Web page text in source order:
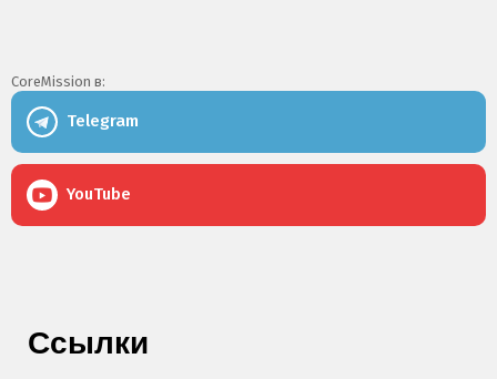
CoreMission в:
Telegram
YouTube
Ссылки